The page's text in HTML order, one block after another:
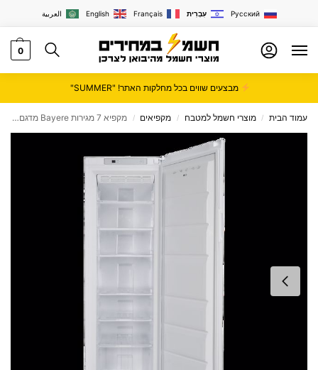
العربية English Français עִבְרִית Русский
0
מבצעים שווים בכל מחלקות האתר! "SUMMER"
עמוד הבית / מוצרי חשמל למטבח / מקפיאים / מקפיא 7 מגירות Bayere מדגם GALA377